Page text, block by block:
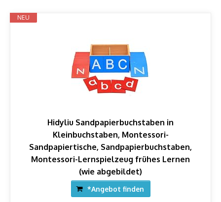
NEU
Hidyliu Sandpapierbuchstaben in
Kleinbuchstaben, Montessori-
Sandpapiertische, Sandpapierbuchstaben,
Montessori-Lernspielzeug frühes Lernen
(wie abgebildet)
*Angebot finden